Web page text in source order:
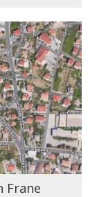
Frane